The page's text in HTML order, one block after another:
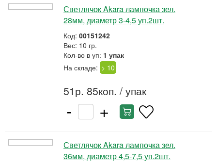
Светлячок Akara лампочка зел.
28мм, диаметр 3-4,5 уп.2шт.
Код: 00151242
Вес: 10 гр.
Кол-во в уп: 1 упак
На складе: > 10
51р. 85коп. / упак
- +
Светлячок Akara лампочка зел.
36мм, диаметр 4,5-7,5 уп.2шт.